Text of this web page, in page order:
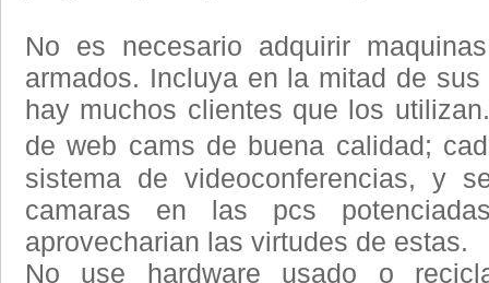
No es necesario adquirir
armados. Incluya en la mitad de
hay muchos clientes que los
de web cams de buena calidad;
sistema de videoconferencias, y
camaras en las pcs
aprovecharian las virtudes de estas.
No use hardware usado o